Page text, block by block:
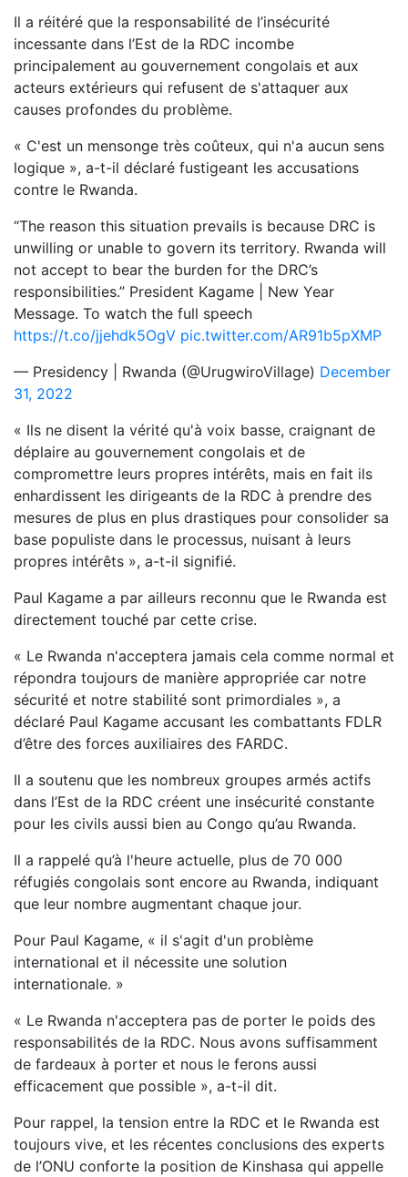
Il a réitéré que la responsabilité de l’insécurité
incessante dans l’Est de la RDC incombe
principalement au gouvernement congolais et aux
acteurs extérieurs qui refusent de s'attaquer aux
causes profondes du problème.
« C'est un mensonge très coûteux, qui n'a aucun sens
logique », a-t-il déclaré fustigeant les accusations
contre le Rwanda.
“The reason this situation prevails is because DRC is
unwilling or unable to govern its territory. Rwanda will
not accept to bear the burden for the DRC’s
responsibilities.” President Kagame | New Year
Message. To watch the full speech
https://t.co/jjehdk5OgV pic.twitter.com/AR91b5pXMP
— Presidency | Rwanda (@UrugwiroVillage) December
31, 2022
« Ils ne disent la vérité qu'à voix basse, craignant de
déplaire au gouvernement congolais et de
compromettre leurs propres intérêts, mais en fait ils
enhardissent les dirigeants de la RDC à prendre des
mesures de plus en plus drastiques pour consolider sa
base populiste dans le processus, nuisant à leurs
propres intérêts », a-t-il signifié.
Paul Kagame a par ailleurs reconnu que le Rwanda est
directement touché par cette crise.
« Le Rwanda n'acceptera jamais cela comme normal et
répondra toujours de manière appropriée car notre
sécurité et notre stabilité sont primordiales », a
déclaré Paul Kagame accusant les combattants FDLR
d’être des forces auxiliaires des FARDC.
Il a soutenu que les nombreux groupes armés actifs
dans l’Est de la RDC créent une insécurité constante
pour les civils aussi bien au Congo qu’au Rwanda.
Il a rappelé qu’à l'heure actuelle, plus de 70 000
réfugiés congolais sont encore au Rwanda, indiquant
que leur nombre augmentant chaque jour.
Pour Paul Kagame, « il s'agit d'un problème
international et il nécessite une solution
internationale. »
« Le Rwanda n'acceptera pas de porter le poids des
responsabilités de la RDC. Nous avons suffisamment
de fardeaux à porter et nous le ferons aussi
efficacement que possible », a-t-il dit.
Pour rappel, la tension entre la RDC et le Rwanda est
toujours vive, et les récentes conclusions des experts
de l’ONU conforte la position de Kinshasa qui appelle